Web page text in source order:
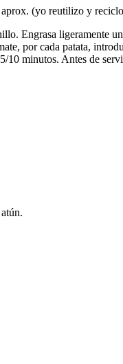
aprox. (yo reutilizo y
Engrasa ligeramente
por cada patata,
10 minutos. Antes de